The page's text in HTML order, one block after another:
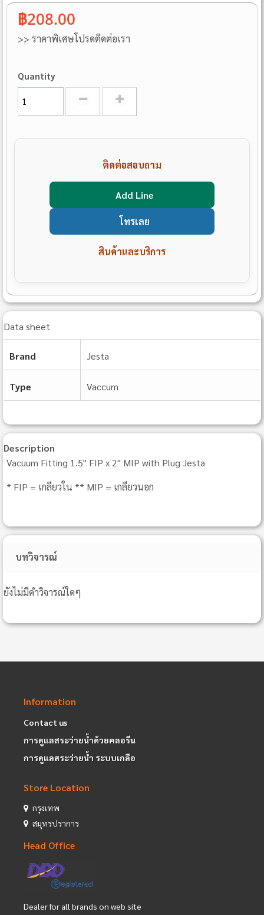
฿208.00
>> ราคาพิเศษโปรดติดต่อเรา
Quantity
ติดต่อสอบถาม
Add Line
โทรเลย
สินค้าและบริการ
Data sheet
Brand Jesta
Type Vaccum
Description
Vacuum Fitting 1.5" FIP x 2" MIP with Plug Jesta
* FIP = เกลียวใน ** MIP = เกลียวนอก
บทวิจารณ์
ยังไม่มีคำวิจารณ์ใดๆ
Information
Contact us
การดูแลสระว่ายน้ำด้วยคลอรีน
การดูแลสระว่ายน้ำ ระบบเกลือ
Store Location
กรุงเทพ
สมุทรปราการ
Head Office
Dealer for all brands on web site